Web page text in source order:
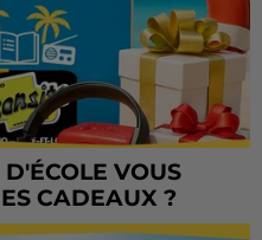
VOUS
CADEAUX ?